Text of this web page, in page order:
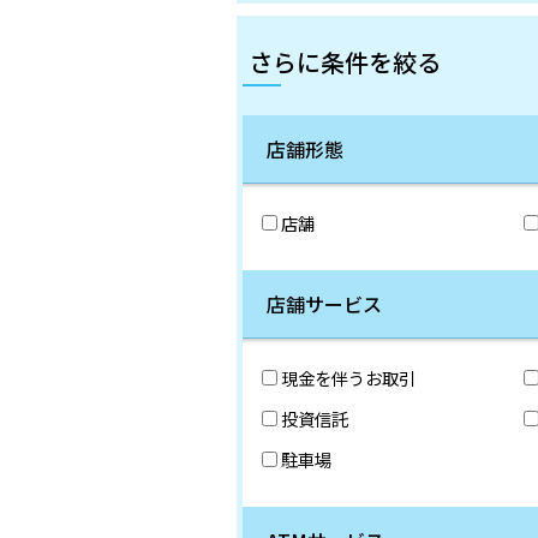
さらに条件を絞る
店舗形態
店舗
店舗サービス
現金を伴うお取引
投資信託
駐車場